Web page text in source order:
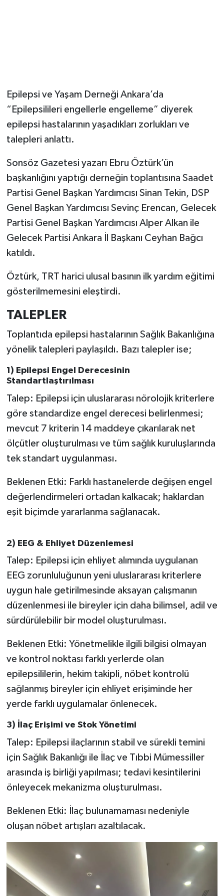
Epilepsi ve Yaşam Derneği Ankara’da
“Epilepsilileri engellerle engelleme” diyerek
epilepsi hastalarının yaşadıkları zorlukları ve
talepleri anlattı.
Sonsöz Gazetesi yazarı Ebru Öztürk’ün
başkanlığını yaptığı derneğin toplantısına Saadet
Partisi Genel Başkan Yardımcısı Sinan Tekin, DSP
Genel Başkan Yardımcısı Sevinç Erencan, Gelecek
Partisi Genel Başkan Yardımcısı Alper Alkan ile
Gelecek Partisi Ankara İl Başkanı Ceyhan Bağcı
katıldı.
Öztürk, TRT harici ulusal basının ilk yardım eğitimi
gösterilmemesini eleştirdi.
TALEPLER
Toplantıda epilepsi hastalarının Sağlık Bakanlığına
yönelik talepleri paylaşıldı. Bazı talepler ise;
1) Epilepsi Engel Derecesinin
Standartlaştırılması
Talep: Epilepsi için uluslararası nörolojik kriterlere
göre standardize engel derecesi belirlenmesi;
mevcut 7 kriterin 14 maddeye çıkarılarak net
ölçütler oluşturulması ve tüm sağlık kuruluşlarında
tek standart uygulanması.
Beklenen Etki: Farklı hastanelerde değişen engel
değerlendirmeleri ortadan kalkacak; haklardan
eşit biçimde yararlanma sağlanacak.
2) EEG & Ehliyet Düzenlemesi
Talep: Epilepsi için ehliyet alımında uygulanan
EEG zorunluluğunun yeni uluslararası kriterlere
uygun hale getirilmesinde aksayan çalışmanın
düzenlenmesi ile bireyler için daha bilimsel, adil ve
sürdürülebilir bir model oluşturulması.
Beklenen Etki: Yönetmelikle ilgili bilgisi olmayan
ve kontrol noktası farklı yerlerde olan
epilepsililerin, hekim takipli, nöbet kontrolü
sağlanmış bireyler için ehliyet erişiminde her
yerde farklı uygulamalar önlenecek.
3) İlaç Erişimi ve Stok Yönetimi
Talep: Epilepsi ilaçlarının stabil ve sürekli temini
için Sağlık Bakanlığı ile İlaç ve Tıbbi Mümessiller
arasında iş birliği yapılması; tedavi kesintilerini
önleyecek mekanizma oluşturulması.
Beklenen Etki: İlaç bulunamaması nedeniyle
oluşan nöbet artışları azaltılacak.